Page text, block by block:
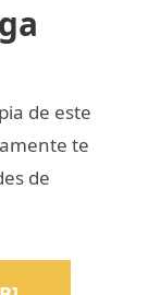
de este
te
de